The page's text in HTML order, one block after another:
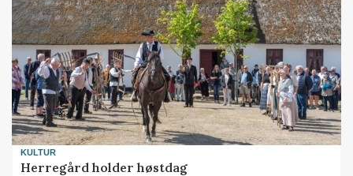
KULTUR
Herregård holder høstdag